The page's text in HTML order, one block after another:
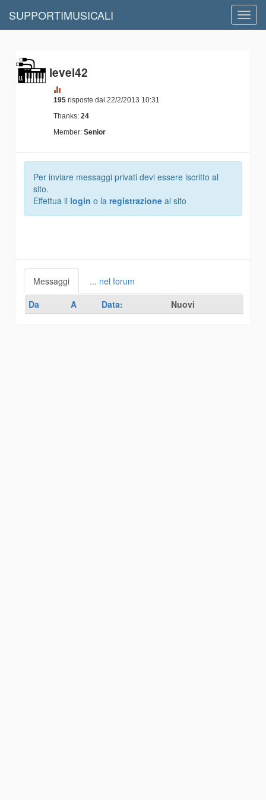
SUPPORTIMUSICALI
level42
195 risposte dal 22/2/2013 10:31
Thanks: 24
Member: Senior
Per inviare messaggi privati devi essere iscritto al
sito.
Effettua il login o la registrazione al sito
Messaggi
... nel forum
Da
A Data: Nuovi